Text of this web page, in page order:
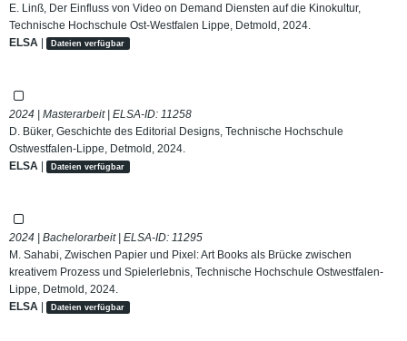
E. Linß, Der Einfluss von Video on Demand Diensten auf die Kinokultur,
Technische Hochschule Ost-Westfalen Lippe, Detmold, 2024.
ELSA | Dateien verfügbar
2024 | Masterarbeit | ELSA-ID: 11258
D. Büker, Geschichte des Editorial Designs, Technische Hochschule
Ostwestfalen-Lippe, Detmold, 2024.
ELSA | Dateien verfügbar
2024 | Bachelorarbeit | ELSA-ID: 11295
M. Sahabi, Zwischen Papier und Pixel: Art Books als Brücke zwischen
kreativem Prozess und Spielerlebnis, Technische Hochschule Ostwestfalen-
Lippe, Detmold, 2024.
ELSA | Dateien verfügbar